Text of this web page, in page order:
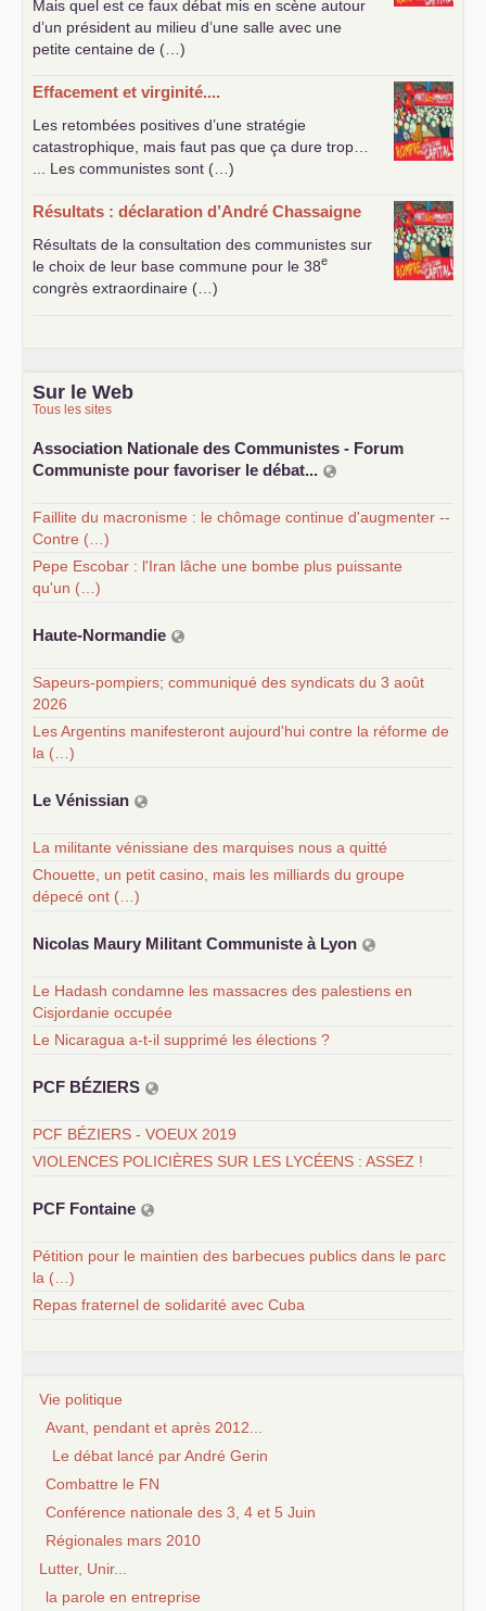
Mais quel est ce faux débat mis en scène autour
d’un président au milieu d’une salle avec une
petite centaine de (…)
Effacement et virginité....
Les retombées positives d’une stratégie
catastrophique, mais faut pas que ça dure trop…
... Les communistes sont (…)
Résultats : déclaration d’André Chassaigne
Résultats de la consultation des communistes sur
le choix de leur base commune pour le 38e
congrès extraordinaire (…)
Sur le Web
Tous les sites
Association Nationale des Communistes - Forum
Communiste pour favoriser le débat...
Faillite du macronisme : le chômage continue d'augmenter --
Contre (…)
Pepe Escobar : l'Iran lâche une bombe plus puissante
qu'un (…)
Haute-Normandie
Sapeurs-pompiers; communiqué des syndicats du 3 août
2026
Les Argentins manifesteront aujourd'hui contre la réforme de
la (…)
Le Vénissian
La militante vénissiane des marquises nous a quitté
Chouette, un petit casino, mais les milliards du groupe
dépecé ont (…)
Nicolas Maury Militant Communiste à Lyon
Le Hadash condamne les massacres des palestiens en
Cisjordanie occupée
Le Nicaragua a-t-il supprimé les élections ?
PCF BÉZIERS
PCF BÉZIERS - VOEUX 2019
VIOLENCES POLICIÈRES SUR LES LYCÉENS : ASSEZ !
PCF Fontaine
Pétition pour le maintien des barbecues publics dans le parc
la (…)
Repas fraternel de solidarité avec Cuba
Vie politique
Avant, pendant et après 2012...
Le débat lancé par André Gerin
Combattre le FN
Conférence nationale des 3, 4 et 5 Juin
Régionales mars 2010
Lutter, Unir...
la parole en entreprise